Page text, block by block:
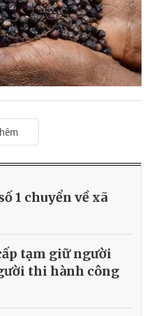
1 chuyển về xã
tạm giữ người
thi hành công